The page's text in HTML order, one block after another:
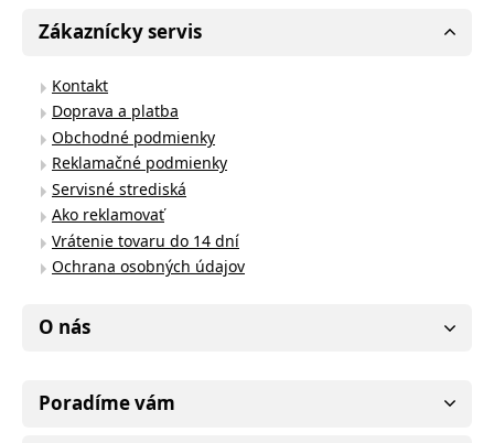
Zákaznícky servis
Kontakt
Doprava a platba
Obchodné podmienky
Reklamačné podmienky
Servisné strediská
Ako reklamovať
Vrátenie tovaru do 14 dní
Ochrana osobných údajov
O nás
Poradíme vám